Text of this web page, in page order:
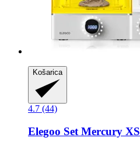
Košarica
4.7 (44)
Elegoo Set Mercury XS